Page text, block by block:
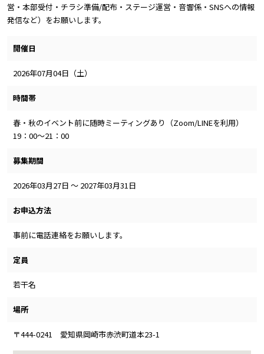
営・本部受付・チラシ準備/配布・ステージ運営・音響係・SNSへの情報
発信など）をお願いします。
開催日
2026年07月04日（土）
時間帯
春・秋のイベント前に随時ミーティングあり（Zoom/LINEを利用）
19：00～21：00
募集期間
2026年03月27日 ～ 2027年03月31日
お申込方法
事前に電話連絡をお願いします。
定員
若干名
場所
〒444-0241 愛知県岡崎市赤渋町道本23-1